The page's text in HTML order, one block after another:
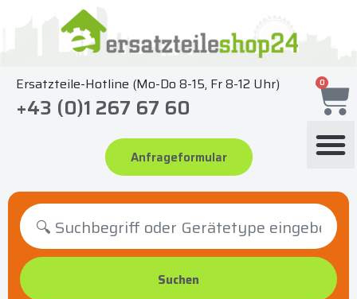
springen
Ersatzteile-Hotline (Mo-Do 8-15, Fr 8-12 Uhr)
+43 (0)1 267 67 60
Anfrageformular
0